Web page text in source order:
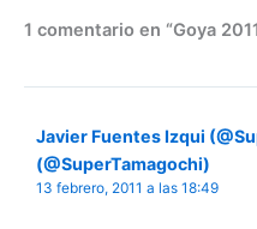
1 comentario en “Goya
Javier Fuentes Izqui
(@SuperTamagochi)
13 febrero, 2011 a las 18:49